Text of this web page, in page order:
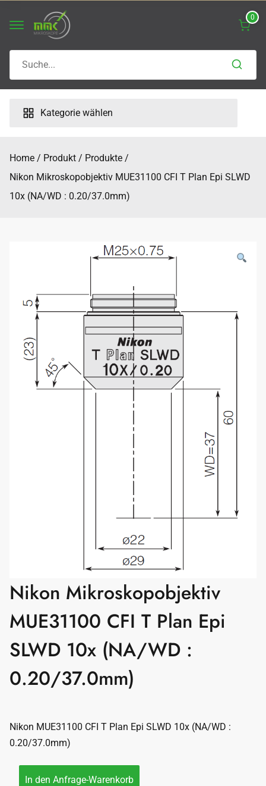
0
for:
Kategorie wählen
Home Produkt
Produkte
Nikon Mikroskopobjektiv MUE31100 CFI T Plan Epi SLWD
10x (NA/WD : 0.20/37.0mm)
Nikon Mikroskopobjektiv
MUE31100 CFI T Plan Epi
SLWD 10x (NA/WD :
0.20/37.0mm)
Nikon MUE31100 CFI T Plan Epi SLWD 10x (NA/WD :
0.20/37.0mm)
In den Anfrage-Warenkorb